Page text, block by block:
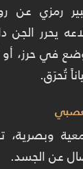
رمزي عن
يحرر الجن
في حرز،
تُحرَق.
وبصرية،
عن الجسد.